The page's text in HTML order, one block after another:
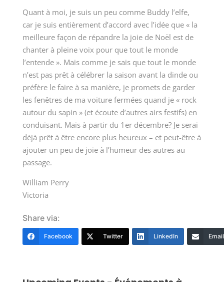
Quant à moi, je suis un peu comme Buddy l’elfe,
car je suis entièrement d’accord avec l’idée que « la
meilleure façon de répandre la joie de Noël est de
chanter à pleine voix pour que tout le monde
l’entende ». Mais comme je sais que tout le monde
n’est pas prêt à célébrer la saison avant la dinde ou
préfère le faire à sa manière, je promets de garder
les fenêtres de ma voiture fermées quand je « rock
autour du sapin » (et écoute d’autres airs festifs) en
conduisant. Mais à partir du 1er décembre? Je serai
déjà prêt à être encore plus heureux – et peut-être à
ajouter un peu de joie à l’humeur des autres au
passage.
William Perry
Victoria
Share via:
Facebook Twitter LinkedIn Email